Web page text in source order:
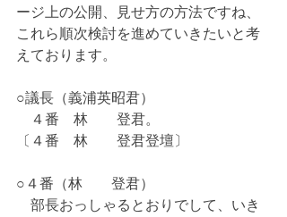
ージ上の公開、見せ方の方法ですね、
これら順次検討を進めていきたいと考
えております。
○議長（義浦英昭君）
４番　林　　登君。
〔４番　林　　登君登壇〕
○４番（林　　登君）
部長おっしゃるとおりでして、いき